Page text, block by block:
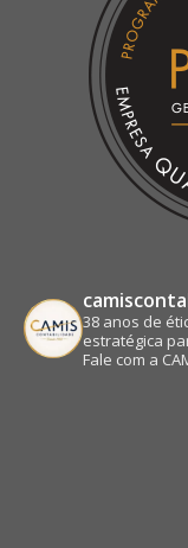
38 anos de
estratégica
Fale com a